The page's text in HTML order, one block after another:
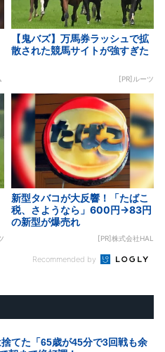
【鬼バズ】万馬券ラッシュで拡
散された競馬サイトが強すぎた
[PR]ルーツ
新型タバコが大反響！「たばこ
税、さようなら」600円→83円
の新型が爆売れ
[PR]株式会社HAL
Recommended by
てた「65歳が45分で3回戦も余